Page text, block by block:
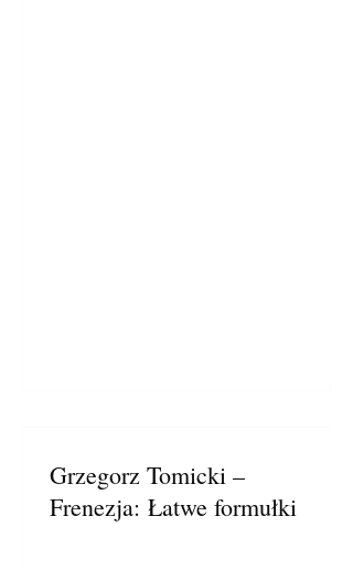
Grzegorz Tomicki –
Frenezja: Łatwe formułki